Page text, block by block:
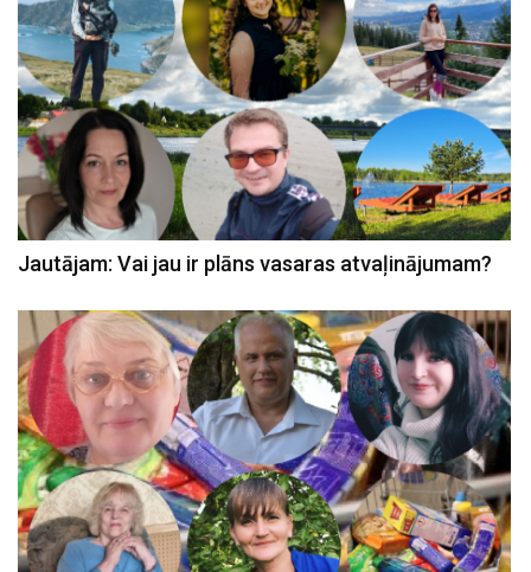
Jautājam: Vai jau ir plāns vasaras atvaļinājumam?